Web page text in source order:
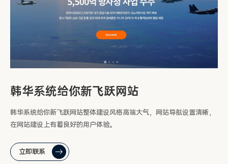
韩华系统给你新飞跃网站
韩华系统给你新飞跃网站整体建设风格高端大气，网站导航设置清晰，
在网站建设上有着良好的用户体验。
立即联系